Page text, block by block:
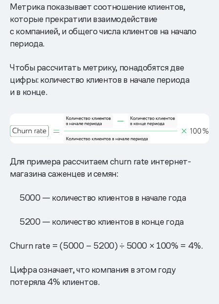
Метрика показывает соотношение клиентов,
которые прекратили взаимодействие
с компанией, и общего числа клиентов на начало
периода.
Чтобы рассчитать метрику, понадобятся две
цифры: количество клиентов в начале периода
и в конце.
Для примера рассчитаем churn rate интернет-
магазина саженцев и семян:
5000 — количество клиентов в начале года
5200 — количество клиентов в конце года
Churn rate = (5000 − 5200) ÷ 5000 × 100% = 4%.
Цифра означает, что компания в этом году
потеряла 4% клиентов.